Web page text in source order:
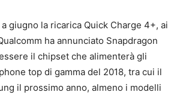
giugno la ricarica Quick Charge 4+, ai
ha annunciato Snapdragon
il chipset che alimenterà gli
top di gamma del 2018, tra cui il
il prossimo anno, almeno i modelli